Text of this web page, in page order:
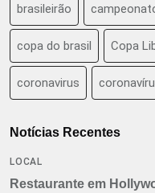
brasileirão
copa do brasil Copa
coronavirus
Notícias Recentes
LOCAL
Restaurante em